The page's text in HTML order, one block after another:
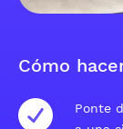
Cómo
Ponte